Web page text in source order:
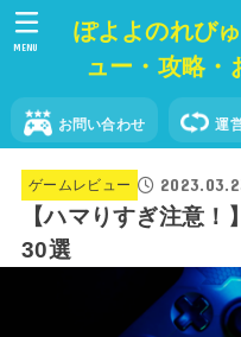
ぽよよのれび
ュー・攻略・
お問い合わせ 運
MENU
ゲームレビュー
【ハマりすぎ注意
30選